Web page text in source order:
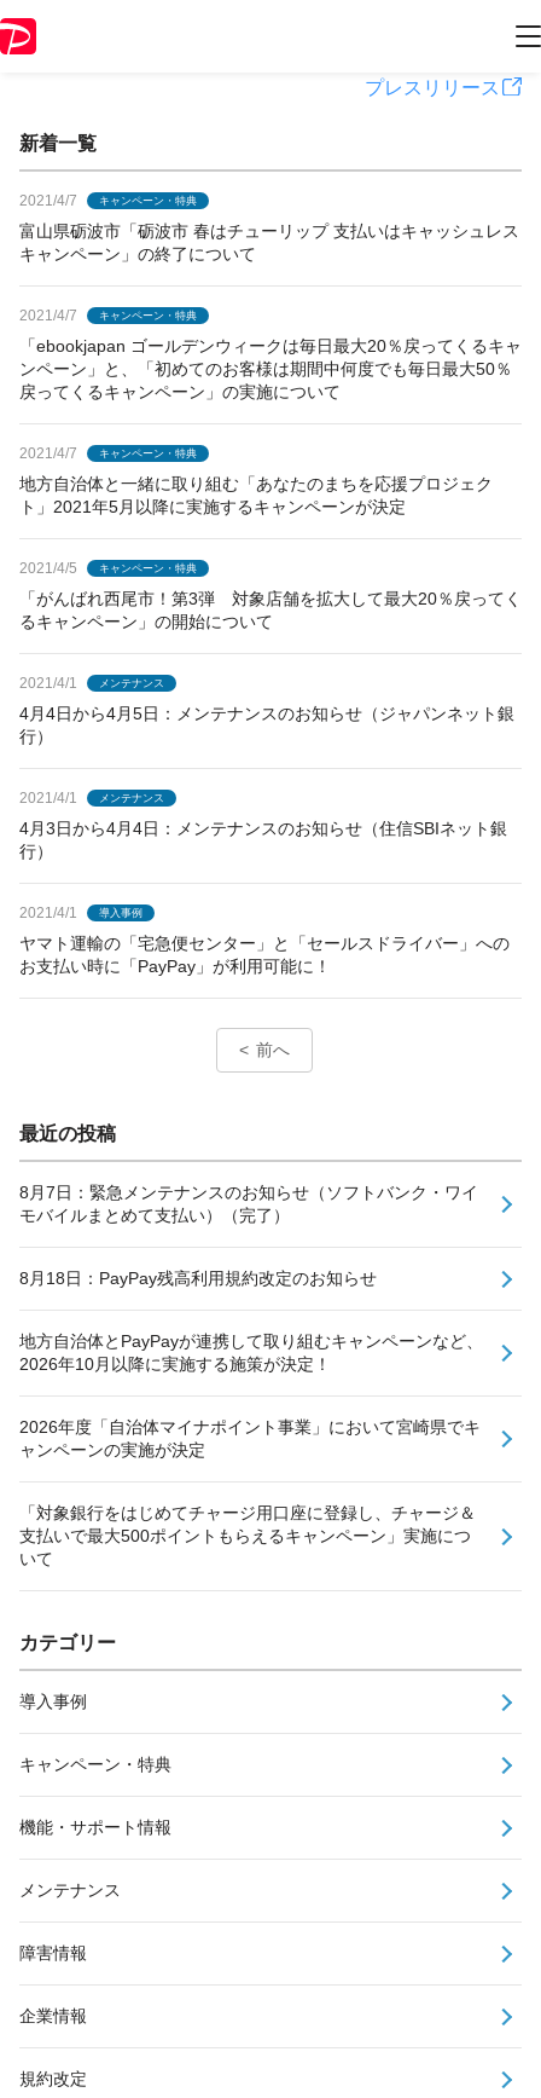
PayPayからのお知らせ
プレスリリース
新着一覧
2021/4/7 キャンペーン・特典
富山県砺波市「砺波市 春はチューリップ 支払いはキャッシュレス
キャンペーン」の終了について
2021/4/7 キャンペーン・特典
「ebookjapan ゴールデンウィークは毎日最大20％戻ってくるキャ
ンペーン」と、「初めてのお客様は期間中何度でも毎日最大50％
戻ってくるキャンペーン」の実施について
2021/4/7 キャンペーン・特典
地方自治体と一緒に取り組む「あなたのまちを応援プロジェク
ト」2021年5月以降に実施するキャンペーンが決定
2021/4/5 キャンペーン・特典
「がんばれ西尾市！第3弾 対象店舗を拡大して最大20％戻ってく
るキャンペーン」の開始について
2021/4/1 メンテナンス
4月4日から4月5日：メンテナンスのお知らせ（ジャパンネット銀
行）
2021/4/1 メンテナンス
4月3日から4月4日：メンテナンスのお知らせ（住信SBIネット銀
行）
2021/4/1 導入事例
ヤマト運輸の「宅急便センター」と「セールスドライバー」への
お支払い時に「PayPay」が利用可能に！
前へ
最近の投稿
8月7日：緊急メンテナンスのお知らせ（ソフトバンク・ワイ
モバイルまとめて支払い）（完了）
8月18日：PayPay残高利用規約改定のお知らせ
地方自治体とPayPayが連携して取り組むキャンペーンなど、
2026年10月以降に実施する施策が決定！
2026年度「自治体マイナポイント事業」において宮崎県でキ
ャンペーンの実施が決定
「対象銀行をはじめてチャージ用口座に登録し、チャージ＆
支払いで最大500ポイントもらえるキャンペーン」実施につ
いて
カテゴリー
導入事例
キャンペーン・特典
機能・サポート情報
メンテナンス
障害情報
企業情報
規約改定